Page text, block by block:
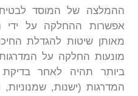
ההמלצה של המוסד
אפשרות ההחלקה על ידי
מאותן שיטות להגדלת
מונעות החלקה על
ביותר תהיה לאחר
המדרגות (ישנות,